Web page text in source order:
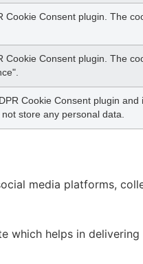
Cookie Consent plugin. The
Cookie Consent plugin. The
Cookie Consent plugin
store any personal data.
media platforms,
which helps in